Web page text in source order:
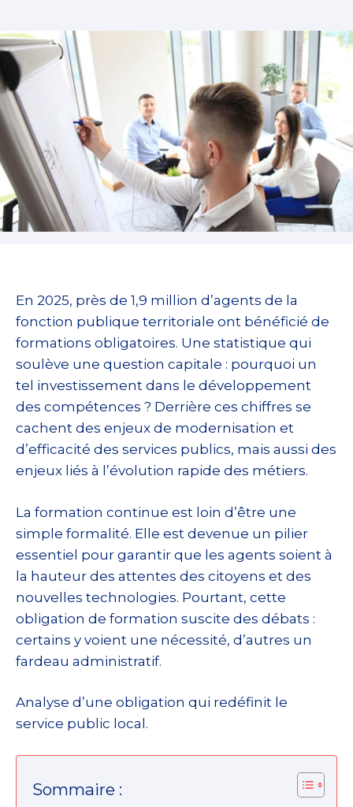
En 2025, près de 1,9 million d’agents de la
fonction publique territoriale ont bénéficié de
formations obligatoires. Une statistique qui
soulève une question capitale : pourquoi un
tel investissement dans le développement
des compétences ? Derrière ces chiffres se
cachent des enjeux de modernisation et
d’efficacité des services publics, mais aussi des
enjeux liés à l’évolution rapide des métiers.
La formation continue est loin d’être une
simple formalité. Elle est devenue un pilier
essentiel pour garantir que les agents soient à
la hauteur des attentes des citoyens et des
nouvelles technologies. Pourtant, cette
obligation de formation suscite des débats :
certains y voient une nécessité, d’autres un
fardeau administratif.
Analyse d’une obligation qui redéfinit le
service public local.
Sommaire :